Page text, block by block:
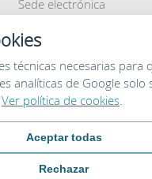
Sede electrónica
Aviso legal
Privacidad
Cookies
técnicas necesarias para
analíticas de Google solo
Ver política de cookies.
Aceptar todas
Rechazar